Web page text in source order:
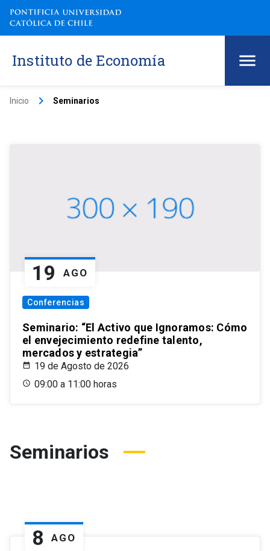
Instituto de Economía
Inicio keyboard_arrow_right Seminarios
19 AGO
Conferencias
Seminario: “El Activo que Ignoramos: Cómo
el envejecimiento redefine talento,
mercados y estrategia”
19 de Agosto de 2026
09:00 a 11:00 horas
Seminarios
8 AGO